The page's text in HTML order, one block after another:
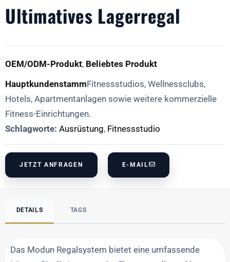
Ultimatives Lagerregal
OEM/ODM-Produkt, Beliebtes Produkt
HauptkundenstammFitnessstudios, Wellnessclubs,
Hotels, Apartmentanlagen sowie weitere kommerzielle
Fitness-Einrichtungen.
Schlagworte: Ausrüstung, Fitnessstudio
JETZT ANFRAGEN E-MAIL
DETAILS TAGS
Das Modun Regalsystem bietet eine umfassende